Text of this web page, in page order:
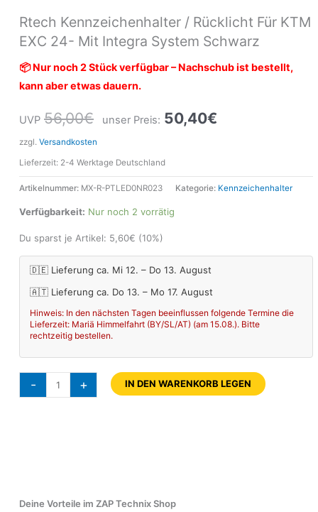
Rtech Kennzeichenhalter / Rücklicht Für KTM
EXC 24- Mit Integra System Schwarz
📦 Nur noch 2 Stück verfügbar – Nachschub ist bestellt,
kann aber etwas dauern.
UVP 56,00€ unser Preis: 50,40€
zzgl. Versandkosten
Lieferzeit: 2-4 Werktage Deutschland
Artikelnummer: MX-R-PTLED0NR023 Kategorie: Kennzeichenhalter
Verfügbarkeit: Nur noch 2 vorrätig
Du sparst je Artikel: 5,60€ (10%)
🇩🇪 Lieferung ca. Mi 12. – Do 13. August
🇦🇹 Lieferung ca. Do 13. – Mo 17. August
Hinweis: In den nächsten Tagen beeinflussen folgende Termine die
Lieferzeit: Mariä Himmelfahrt (BY/SL/AT) (am 15.08.). Bitte
rechtzeitig bestellen.
- + IN DEN WARENKORB LEGEN
Deine Vorteile im ZAP Technix Shop